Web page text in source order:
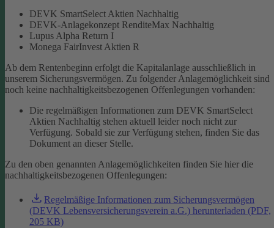
DEVK SmartSelect Aktien Nachhaltig
DEVK-Anlagekonzept RenditeMax Nachhaltig
Lupus Alpha Return I
Monega FairInvest Aktien R
Ab dem Rentenbeginn erfolgt die Kapitalanlage ausschließlich in
unserem Sicherungsvermögen. Zu folgender Anlagemöglichkeit sind
noch keine nachhaltigkeitsbezogenen Offenlegungen vorhanden:
Die regelmäßigen Informationen zum DEVK SmartSelect
Aktien Nachhaltig stehen aktuell leider noch nicht zur
Verfügung. Sobald sie zur Verfügung stehen, finden Sie das
Dokument an dieser Stelle.
Zu den oben genannten Anlagemöglichkeiten finden Sie hier die
nachhaltigkeitsbezogenen Offenlegungen:
Regelmäßige Informationen zum Sicherungsvermögen
(DEVK Lebensversicherungsverein a.G.) herunterladen (PDF,
205 KB)